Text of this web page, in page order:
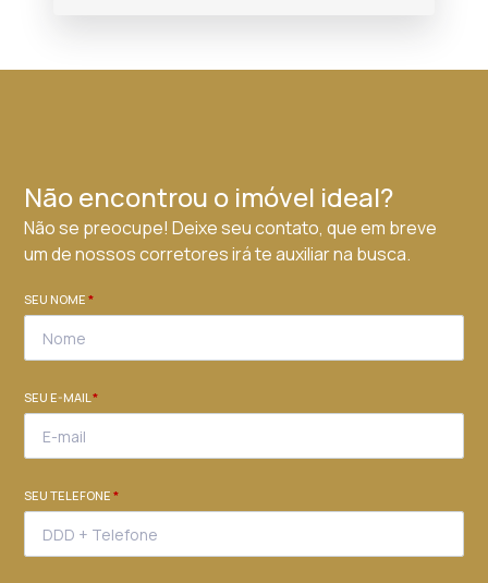
Não encontrou o imóvel ideal?
Não se preocupe! Deixe seu contato, que em breve
um de nossos corretores irá te auxiliar na busca.
SEU NOME*
SEU E-MAIL*
SEU TELEFONE*